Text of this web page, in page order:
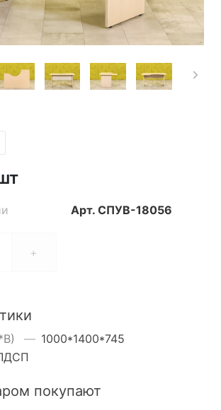
Арт. СПУВ-18056
+
— 1000*1400*745
покупают